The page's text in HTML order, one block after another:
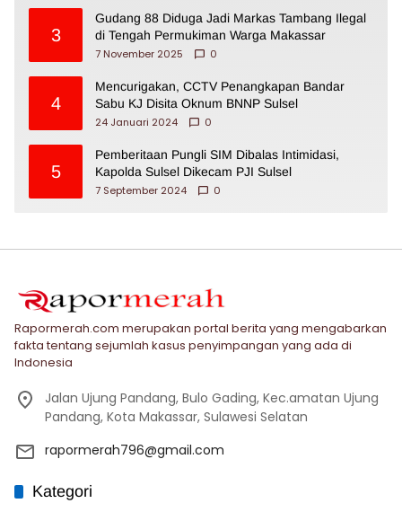
3
Gudang 88 Diduga Jadi Markas Tambang Ilegal
di Tengah Permukiman Warga Makassar
7 November 2025
0
4
Mencurigakan, CCTV Penangkapan Bandar
Sabu KJ Disita Oknum BNNP Sulsel
24 Januari 2024
0
5
Pemberitaan Pungli SIM Dibalas Intimidasi,
Kapolda Sulsel Dikecam PJI Sulsel
7 September 2024
0
Rapormerah.com merupakan portal berita yang mengabarkan
fakta tentang sejumlah kasus penyimpangan yang ada di
Indonesia
Jalan Ujung Pandang, Bulo Gading, Kec.amatan Ujung
Pandang, Kota Makassar, Sulawesi Selatan
rapormerah796@gmail.com
Kategori